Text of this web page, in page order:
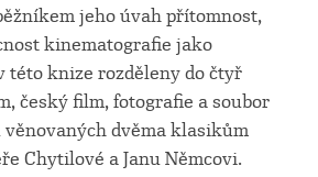
jeho úvah přítomnost,
kinematografie jako
této knize rozděleny do čtyř
český film, fotografie a soubor
dvěma klasikům
Chytilové a Janu Němcovi.